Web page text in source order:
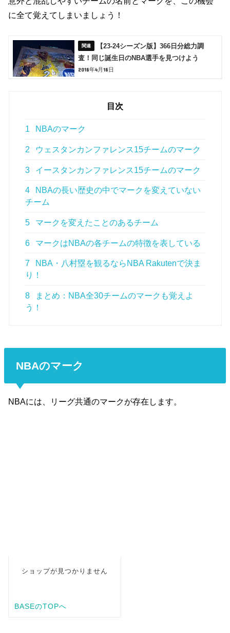
に全て覚えてしまいましょう！
【23-24シーズン版】366日分総力調
査！同じ誕生日のNBA選手を見つけよう
2018年4月18日
目次
1 NBAのマーク
2 ウェスタンカンファレンス15チームのマーク
3 イースタンカンファレンス15チームのマーク
4
NBAの長い歴史の中でマークを変えていない
チーム
5 マークを変えたことのあるチーム
6 マークはNBAの各チームの特徴を表している
7
NBA・八村塁を観るならNBA Rakutenで決ま
り！
8
まとめ：NBA全30チームのマークも覚えよ
う！
NBAのマーク
NBAには、リーグ共通のマークが存在します。